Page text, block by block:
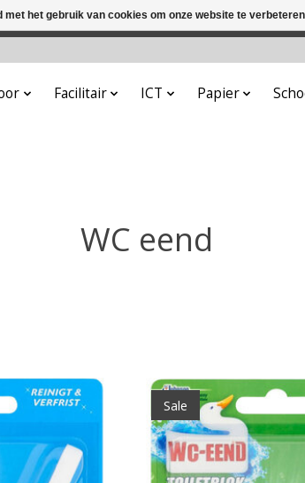
Facilitair ICT Papier
WC eend
Sale
het gebruik van cookies om onze website te
in aanbouw. Eventueel geplaatste orders